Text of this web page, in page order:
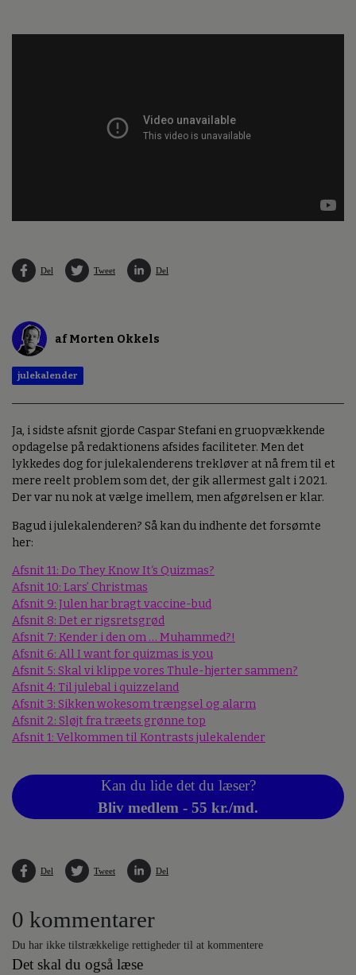
Del Tweet Del
af Morten Okkels
julekalender
Ja, i sidste afsnit gjorde Caspar Stefani en gruopvækkende
opdagelse på redaktionens afsides faciliteter. Men det
lykkedes dog for julekalenderens trekløver at nå frem til et
mere reelt problem som det, der gik allermest galt i 2021.
Der var nu nok at vælge imellem, men afgørelsen er klar.
Bagud i julekalenderen? Så kan du indhente det forsømte
her:
Afsnit 11: Do They Know It‘s Quizmas?
Afsnit 10: Lars’ Christmas
Afsnit 9: Julen har bragt vaccine-bud
Afsnit 8: Det er rigsretsgrød
Afsnit 7: Kender i den om … Muhammed?!
Afsnit 6: All I want for quizmas is you
Afsnit 5: Skal vi klippe vores Thule-hjerter sammen?
Afsnit 4: Til julebal i quizzeland
Afsnit 3: Sikken wokesom trængsel og alarm
Afsnit 2: Sløjt fra træets grønne top
Afsnit 1: Velkommen til Kontrasts julekalender
Kan du lide det du læser?
Bliv medlem - 55 kr./md.
Del Tweet Del
0 kommentarer
Du har ikke tilstrækkelige rettigheder til at kommentere
Det skal du også læse